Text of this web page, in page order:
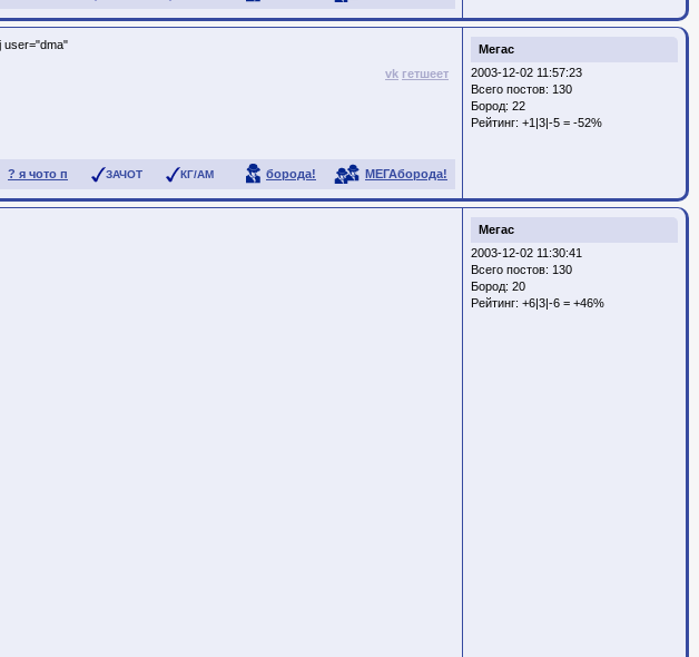
Мегас
2003-12-02 11:57:23
Всего постов: 130
Бород: 22
Рейтинг: +1|3|-5 = -52%
user="dma"
vk гетшеет
? я чото п ЗАЧОТ КГ/АМ борода! МЕГАборода!
Мегас
2003-12-02 11:30:41
Всего постов: 130
Бород: 20
Рейтинг: +6|3|-6 = +46%